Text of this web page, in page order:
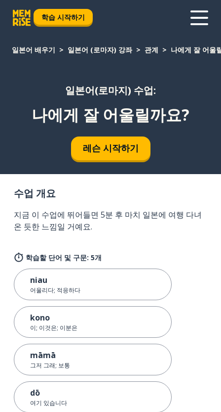
학습 시작하기
일본어 배우기 일본어 (로마자) 강좌 관계 나에게 잘 어울
일본어(로마지) 수업:
나에게 잘 어울릴까요?
레슨 시작하기
수업 개요
지금 이 수업에 뛰어들면 5분 후 마치 일본에 여행 다녀
온 듯한 느낌일 거예요.
학습할 단어 및 구문: 5개
niau
어울리다; 적응하다
kono
이; 이것은; 이분은
māmā
그저 그래; 보통
dō
여기 있습니다